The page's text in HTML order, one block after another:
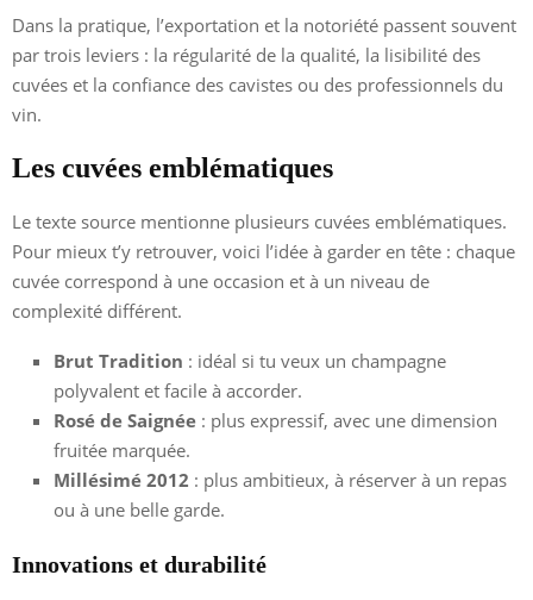
Dans la pratique, l’exportation et la notoriété passent souvent
par trois leviers : la régularité de la qualité, la lisibilité des
cuvées et la confiance des cavistes ou des professionnels du
vin.
Les cuvées emblématiques
Le texte source mentionne plusieurs cuvées emblématiques.
Pour mieux t’y retrouver, voici l’idée à garder en tête : chaque
cuvée correspond à une occasion et à un niveau de
complexité différent.
Brut Tradition : idéal si tu veux un champagne
polyvalent et facile à accorder.
Rosé de Saignée : plus expressif, avec une dimension
fruitée marquée.
Millésimé 2012 : plus ambitieux, à réserver à un repas
ou à une belle garde.
Innovations et durabilité